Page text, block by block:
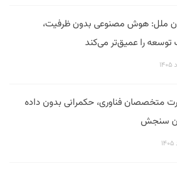
ملل: هوش مصنوعی بدون ظرفیت،
را عمیق‌تر می‌کند
متخصصان فناوری، حکمرانی بدون داده
سنجش